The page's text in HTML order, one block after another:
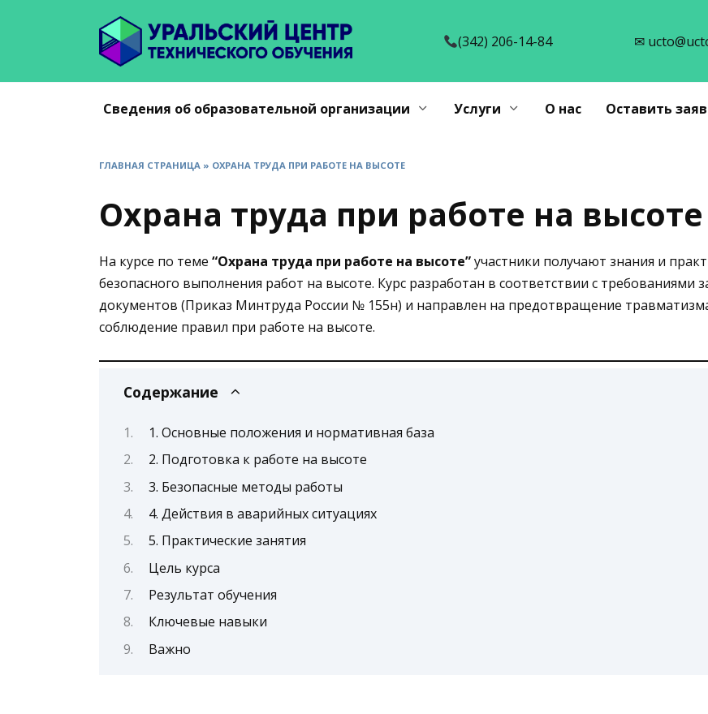
(342) 206-14-84 ✉
Сведения об образовательной организации Услуги О нас Оставить
ГЛАВНАЯ СТРАНИЦА » ОХРАНА ТРУДА ПРИ РАБОТЕ НА ВЫСОТЕ
Охрана труда при работе на высоте
На курсе по теме “Охрана труда при работе на высоте”участники получают знания и
безопасного выполнения работ на высоте. Курс разработан в соответствии с требованиями
документов (Приказ Минтруда России № 155н) и направлен на предотвращение
соблюдение правил при работе на высоте.
Содержание
1. Основные положения и нормативная база
2. Подготовка к работе на высоте
3. Безопасные методы работы
4. Действия в аварийных ситуациях
5. Практические занятия
Цель курса
Результат обучения
Ключевые навыки
Важно